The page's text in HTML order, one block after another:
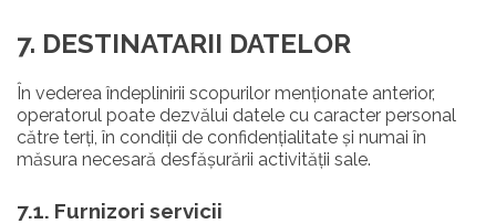
7. DESTINATARII DATELOR
În vederea îndeplinirii scopurilor menționate anterior,
operatorul poate dezvălui datele cu caracter personal
către terți, în condiții de confidențialitate și numai în
măsura necesară desfășurării activității sale.
7.1. Furnizori servicii